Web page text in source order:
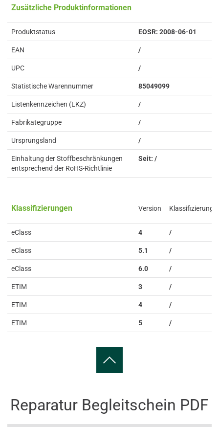
Zusätzliche Produktinformationen
Produktstatus EOSR: 2008-06-01
EAN /
UPC /
Statistische Warennummer 85049099
Listenkennzeichen (LKZ) /
Fabrikategruppe /
Ursprungsland /
Einhaltung der Stoffbeschränkungen
entsprechend der RoHS-Richtlinie
Seit: /
Klassifizierungen Version Klassifizierung
eClass 4 /
eClass 5.1 /
eClass 6.0 /
ETIM 3 /
ETIM 4 /
ETIM 5 /
Reparatur Begleitschein PDF